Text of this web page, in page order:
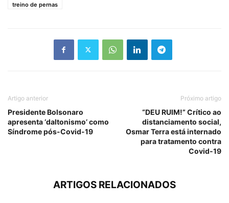
treino de pernas
Artigo anterior
Presidente Bolsonaro
apresenta ‘daltonismo’ como
Síndrome pós-Covid-19
Próximo artigo
“DEU RUIM!” Crítico ao
distanciamento social,
Osmar Terra está internado
para tratamento contra
Covid-19
ARTIGOS RELACIONADOS